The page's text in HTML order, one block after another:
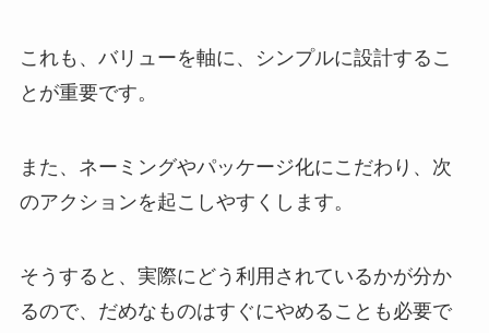
これも、バリューを軸に、シンプルに設計するこ
とが重要です。
また、ネーミングやパッケージ化にこだわり、次
のアクションを起こしやすくします。
そうすると、実際にどう利用されているかが分か
るので、だめなものはすぐにやめることも必要で